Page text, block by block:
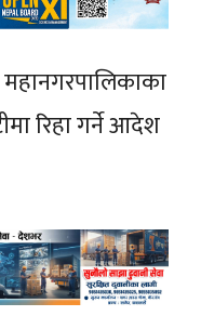
रिहा गर्ने आदेश